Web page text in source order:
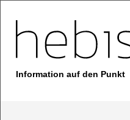
Information auf den Punkt